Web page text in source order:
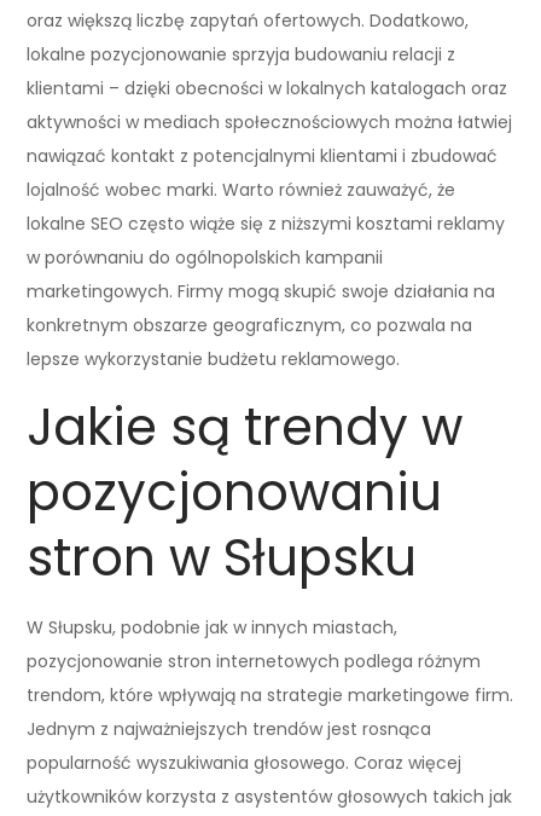
oraz większą liczbę zapytań ofertowych. Dodatkowo,
lokalne pozycjonowanie sprzyja budowaniu relacji z
klientami – dzięki obecności w lokalnych katalogach oraz
aktywności w mediach społecznościowych można łatwiej
nawiązać kontakt z potencjalnymi klientami i zbudować
lojalność wobec marki. Warto również zauważyć, że
lokalne SEO często wiąże się z niższymi kosztami reklamy
w porównaniu do ogólnopolskich kampanii
marketingowych. Firmy mogą skupić swoje działania na
konkretnym obszarze geograficznym, co pozwala na
lepsze wykorzystanie budżetu reklamowego.
Jakie są trendy w
pozycjonowaniu
stron w Słupsku
W Słupsku, podobnie jak w innych miastach,
pozycjonowanie stron internetowych podlega różnym
trendom, które wpływają na strategie marketingowe firm.
Jednym z najważniejszych trendów jest rosnąca
popularność wyszukiwania głosowego. Coraz więcej
użytkowników korzysta z asystentów głosowych takich jak